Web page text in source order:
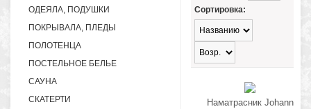
ОДЕЯЛА, ПОДУШКИ
ПОКРЫВАЛА, ПЛЕДЫ
ПОЛОТЕНЦА
ПОСТЕЛЬНОЕ БЕЛЬЕ
САУНА
СКАТЕРТИ
Сортировка:
Наматрасник Johann